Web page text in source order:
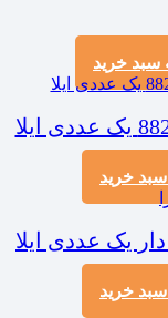
سبد خرید
سبد خرید
یک عددی ایلا
سبد خرید